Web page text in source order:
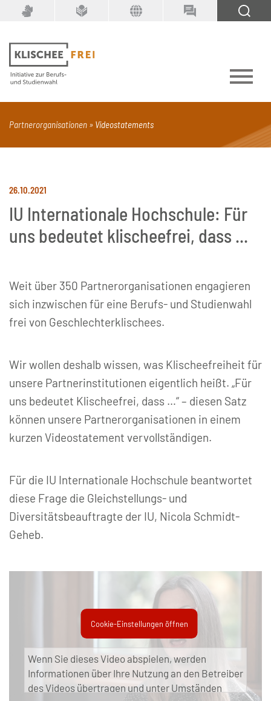
Suchbegriff
PDF Seite mit Video Alle Dokumenttypen
Partnerorganisationen Videostatements
26.10.2021
IU Internationale Hochschule: Für
uns bedeutet klischeefrei, dass ...
Weit über 350 Partnerorganisationen engagieren
sich inzwischen für eine Berufs- und Studienwahl
frei von Geschlechterklischees.
Wir wollen deshalb wissen, was Klischeefreiheit für
unsere Partnerinstitutionen eigentlich heißt. „Für
uns bedeutet Klischeefrei, dass …“ – diesen Satz
können unsere Partnerorganisationen in einem
kurzen Videostatement vervollständigen.
Für die IU Internationale Hochschule beantwortet
diese Frage die Gleichstellungs- und
Diversitätsbeauftragte der IU, Nicola Schmidt-
Geheb.
Cookie-Einstellungen öffnen
Wenn Sie dieses Video abspielen, werden
Informationen über Ihre Nutzung an den Betreiber
des Videos übertragen und unter Umständen